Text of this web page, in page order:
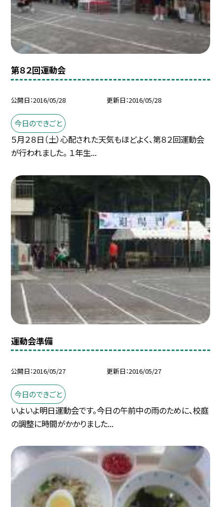
第８２回運動会
公開日 2016/05/28 更新日 2016/05/28
今日のできごと
５月２８日（土）心配された天気もほどよく、第８２回運動会
が行われました。 １年生...
運動会準備
公開日 2016/05/27 更新日 2016/05/27
今日のできごと
いよいよ明日運動会です。今日の午前中の雨のために、校庭
の調整に時間がかかりました...